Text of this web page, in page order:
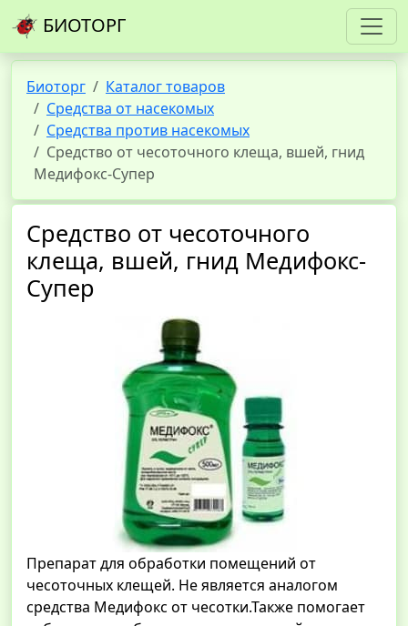
БИОТОРГ
Биоторг
Каталог товаров
Средства от насекомых
Средства против насекомых
Средство от чесоточного клеща, вшей, гнид
Медифокс-Супер
Средство от чесоточного
клеща, вшей, гнид Медифокс-
Супер
Препарат для обработки помещений от
чесоточных клещей. Не является аналогом
средства Медифокс от чесотки.Также помогает